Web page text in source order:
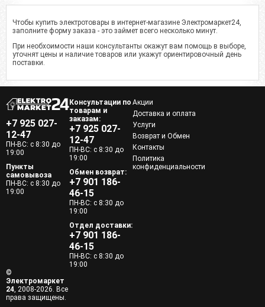
Чтобы купить электротовары в интернет-магазине Электромаркет24,
заполните форму заказа - это займет всего несколько минут.
При необхоимости наши консультанты окажут вам помощь в выборе,
уточнят цены и наличие товаров или укажут ориентировочный день
поставки.
+7 925 027-
12-47
ПН-ВС: с 8:30 до
19:00
Пункты
самовывоза
ПН-ВС: с 8:30 до
19:00
Консультации по
товарам и
заказам:
+7 925 027-
12-47
ПН-ВС: с 8:30 до
19:00
Обмен возврат:
+7 901 186-
46-15
ПН-ВС: с 8:30 до
19:00
Отдел доставки:
+7 901 186-
46-15
ПН-ВС: с 8:30 до
19:00
Акции
Доставка и оплата
Услуги
Возврат и Обмен
Контакты
Политика
конфиденциальности
©
Электромаркет
24, 2008-2026. Все
права защищены.